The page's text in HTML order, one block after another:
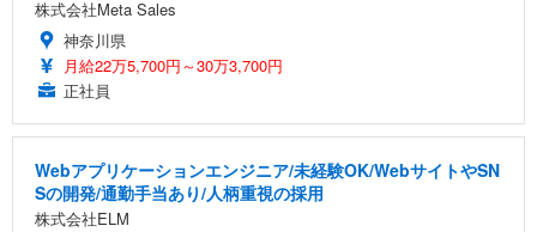
株式会社Meta Sales
神奈川県
月給22万5,700円～30万3,700円
正社員
Webアプリケーションエンジニア/未経験OK/WebサイトやSN
Sの開発/通勤手当あり/人柄重視の採用
株式会社ELM